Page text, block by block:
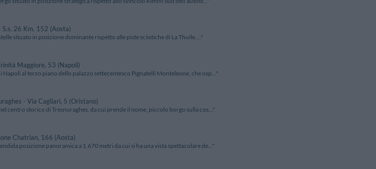
S.s. 26 Km. 152 (Aosta)
situato in posizione dominante rispetto alle piste sciistiche di La Thuile...."
Maggiore, 53 (Napoli)
Napoli al terzo piano dello palazzo settecentesco Pignatelli Monteleone, che osp..."
- Via Cagliari, 5 (Oristano)
centro storico di Tresnuraghes, da cui prende il nome, piccolo borgo sulla cos..."
Chatrian, 166 (Aosta)
posizione panoramica a 1.670 metri da cui si ha una vista spettacolare de..."